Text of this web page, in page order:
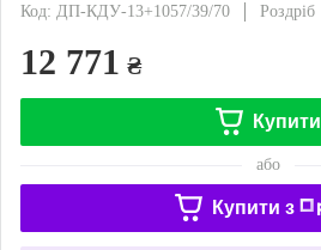
Код: ДП-КДУ-13+1057/39/70
Роздріб
12 771 ₴
Купити
або
Купити з